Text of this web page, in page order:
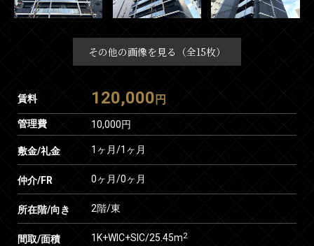
その他の画像を見る（全15枚）
賃料 120,000 円
管理費 10,000円
敷金/礼金 1ヶ月/1ヶ月
仲介/FR 0ヶ月/0ヶ月
所在階/向き 2階/東
間取/面積 1K+WIC+SIC/25.45m2